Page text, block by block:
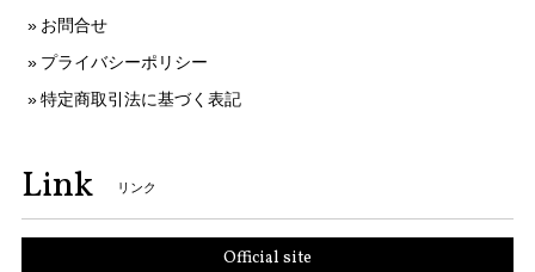
お問合せ
プライバシーポリシー
特定商取引法に基づく表記
Link リンク
Official site